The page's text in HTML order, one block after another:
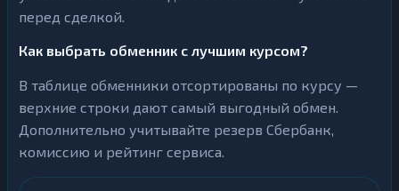
перед сделкой.
Как выбрать обменник с лучшим курсом?
В таблице обменники отсортированы по курсу —
верхние строки дают самый выгодный обмен.
Дополнительно учитывайте резерв Сбербанк,
комиссию и рейтинг сервиса.